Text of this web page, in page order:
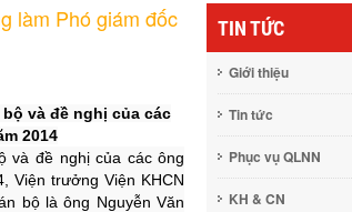
làm Phó giám đốc
và đề nghị của các
2014
và đề nghị của các ông
Viện trưởng Viện KHCN
bộ là ông Nguyễn Văn
TIN TỨC
Giới thiệu
Tin tức
Phục vụ QLNN
KH & CN